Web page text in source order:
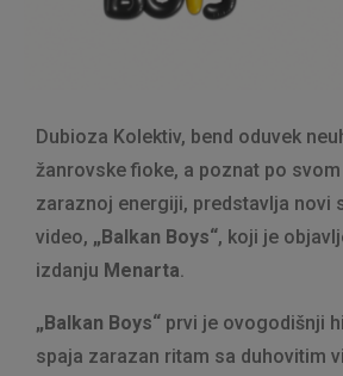
Dubioza Kolektiv, bend oduvek
žanrovske fioke, a poznat po
zaraznoj energiji, predstavlja novi
video, „Balkan Boys“, koji je
izdanju Menarta.
„Balkan Boys“ prvi je ovogodišnji
spaja zarazan ritam sa duhovitim